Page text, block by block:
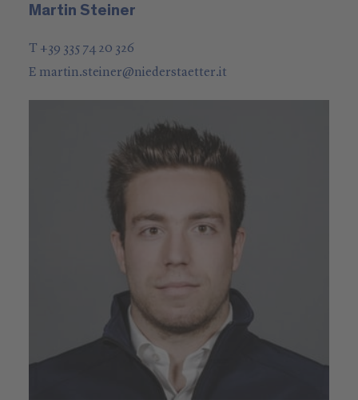
Martin Steiner
T +39 335 74 20 326
E martin.steiner@niederstaetter.it